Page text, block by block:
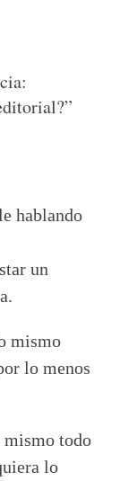
”
hablando
un
mismo
lo menos
mismo todo
lo